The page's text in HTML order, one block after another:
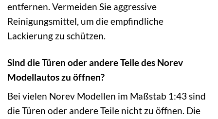
entfernen. Vermeiden Sie aggressive
Reinigungsmittel, um die empfindliche
Lackierung zu schützen.
Sind die Türen oder andere Teile des Norev
Modellautos zu öffnen?
Bei vielen Norev Modellen im Maßstab 1:43 sind
die Türen oder andere Teile nicht zu öffnen. Die